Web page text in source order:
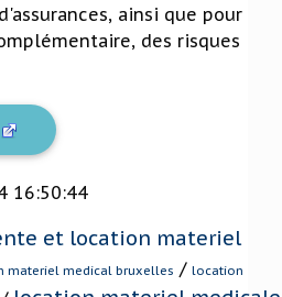
ainsi que pour
des risques
16:50:44
et location materiel
materiel medical bruxelles / location